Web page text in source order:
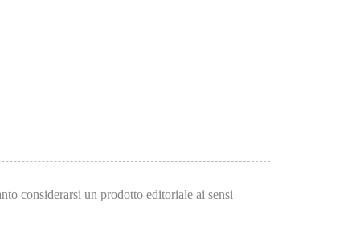
considerarsi un prodotto editoriale ai sensi